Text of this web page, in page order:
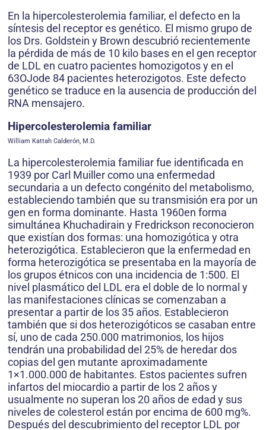
En la hipercolesterolemia familiar, el defecto en la
síntesis del receptor es genético. El mismo grupo de
los Drs. Goldstein y Brown descubrió recientemente
la pérdida de más de 10 kilo bases en el gen receptor
de LDL en cuatro pacientes homozigotos y en el
63OJode 84 pacientes heterozigotos. Este defecto
genético se traduce en la ausencia de producción del
RNA mensajero.
Hipercolesterolemia familiar
William Kattah Calderón, M.D.
La hipercolesterolemia familiar fue identificada en
1939 por Carl Muiller como una enfermedad
secundaria a un defecto congénito del metabolismo,
estableciendo también que su transmisión era por un
gen en forma dominante. Hasta 1960en forma
simultánea Khuchadirain y Fredrickson reconocieron
que existían dos formas: una homozigótica y otra
heterozigótica. Establecieron que la enfermedad en
forma heterozigótica se presentaba en la mayoría de
los grupos étnicos con una incidencia de 1:500. El
nivel plasmático del LDL era el doble de lo normal y
las manifestaciones clínicas se comenzaban a
presentar a partir de los 35 años. Establecieron
también que si dos heterozigóticos se casaban entre
sí, uno de cada 250.000 matrimonios, los hijos
tendrán una probabilidad del 25% de heredar dos
copias del gen mutante aproximadamente
1×1.000.000 de habitantes. Estos pacientes sufren
infartos del miocardio a partir de los 2 años y
usualmente no superan los 20 años de edad y sus
niveles de colesterol están por encima de 600 mg%.
Después del descubrimiento del receptor LDL por